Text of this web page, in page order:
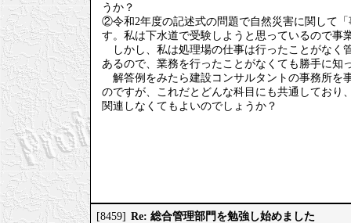
うか？
②令和2年度の記述式の問題で自然災害に関して
す。私は下水道で受験しようと思っているので事
しかし、私は処理場の仕事は行ったことがなく
あるので、業務を行ったことがなくても勝手に知
解答例をみたら建設コンサルタントの事務所を
のですが、これだとどんな科目にも共通しており
関連しなくてもよいのでしょうか？
[8459] Re: 総合管理部門を勉強し始めました